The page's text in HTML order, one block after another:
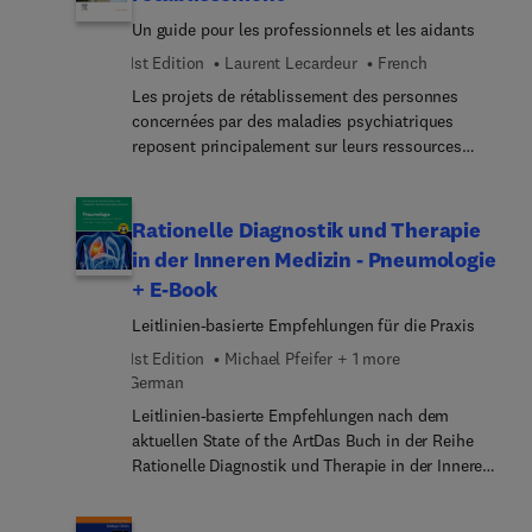
surgical needs before, during, and after surgical
procedures.
Un guide pour les professionnels et les aidants
1st Edition
Laurent Lecardeur
French
Les projets de rétablissement des personnes
concernées par des maladies psychiatriques
reposent principalement sur leurs ressources
accompagner. Ces projets de rétablissement
requièrent persévérance et régularité dans le suivi
et l’accompagnement, et motivation de la part de
la personne concernée pour poursuivre ses
efforts, malgré les échecs ponctuels, les périodes
réactivation des symptômes. Les maladies
prises en charge à plus ou moins long terme,
selon des modalités diverses (médicamenteuses,
psychothérapeutiques... sociales…), avec
Rationelle Diagnostik und Therapie
in der Inneren Medizin - Pneumologie
+ E-Book
Leitlinien-basierte Empfehlungen für die Praxis
1st Edition
Michael Pfeifer + 1 more
German
Leitlinien-basierte Empfehlungen nach dem
aktuellen State of the ArtDas Buch in der Reihe
Rationelle Diagnostik und Therapie in der Inneren